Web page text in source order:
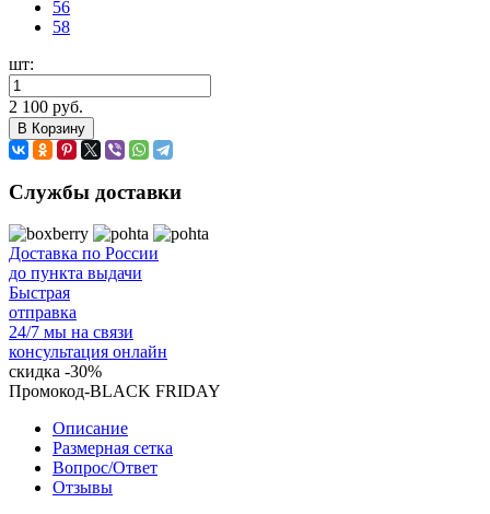
56
58
шт:
2 100 руб.
В Корзину
Службы доставки
Доставка по России
до пункта выдачи
Быстрая
отправка
24/7 мы на связи
консультация онлайн
скидка -30%
Промокод-BLACK FRIDAY
Описание
Размерная сетка
Вопрос/Ответ
Отзывы